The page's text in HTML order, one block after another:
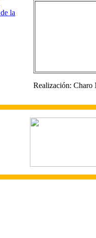
la
Realización: Charo